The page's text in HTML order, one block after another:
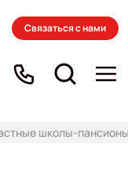
Связаться с нами
школы-